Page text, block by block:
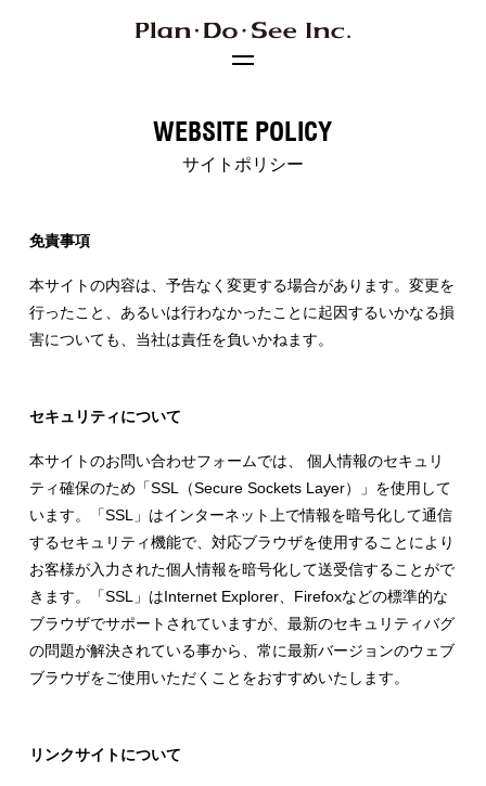
RECRUITING
Plan･Do･Seeについて
JP EN
WEBSITE POLICY
サイトポリシー
免責事項
本サイトの内容は、予告なく変更する場合があります。変更を
行ったこと、あるいは行わなかったことに起因するいかなる損
害についても、当社は責任を負いかねます。
セキュリティについて
本サイトのお問い合わせフォームでは、 個人情報のセキュリ
ティ確保のため「SSL（Secure Sockets Layer）」を使用して
います。「SSL」はインターネット上で情報を暗号化して通信
するセキュリティ機能で、対応ブラウザを使用することにより
お客様が入力された個人情報を暗号化して送受信することがで
きます。「SSL」はInternet Explorer、Firefoxなどの標準的な
ブラウザでサポートされていますが、最新のセキュリティバグ
の問題が解決されている事から、常に最新バージョンのウェブ
ブラウザをご使用いただくことをおすすめいたします。
リンクサイトについて